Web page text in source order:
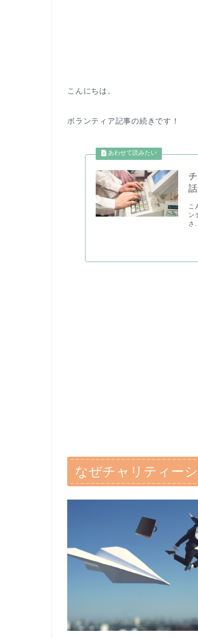
こんにちは。
ボランティア記事の続きです！
話
こ
ン
さ
なぜチャリティー